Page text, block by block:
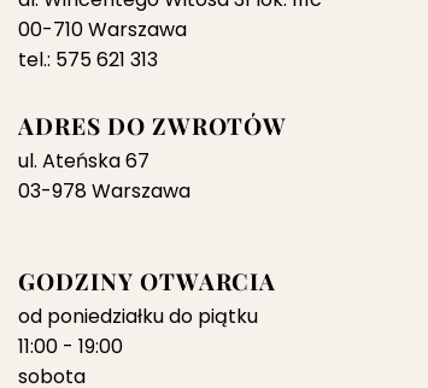
00-710 Warszawa
tel.: 575 621 313
ADRES DO ZWROTÓW
ul. Ateńska 67
03-978 Warszawa
GODZINY OTWARCIA
od poniedziałku do piątku
11:00 - 19:00
sobota